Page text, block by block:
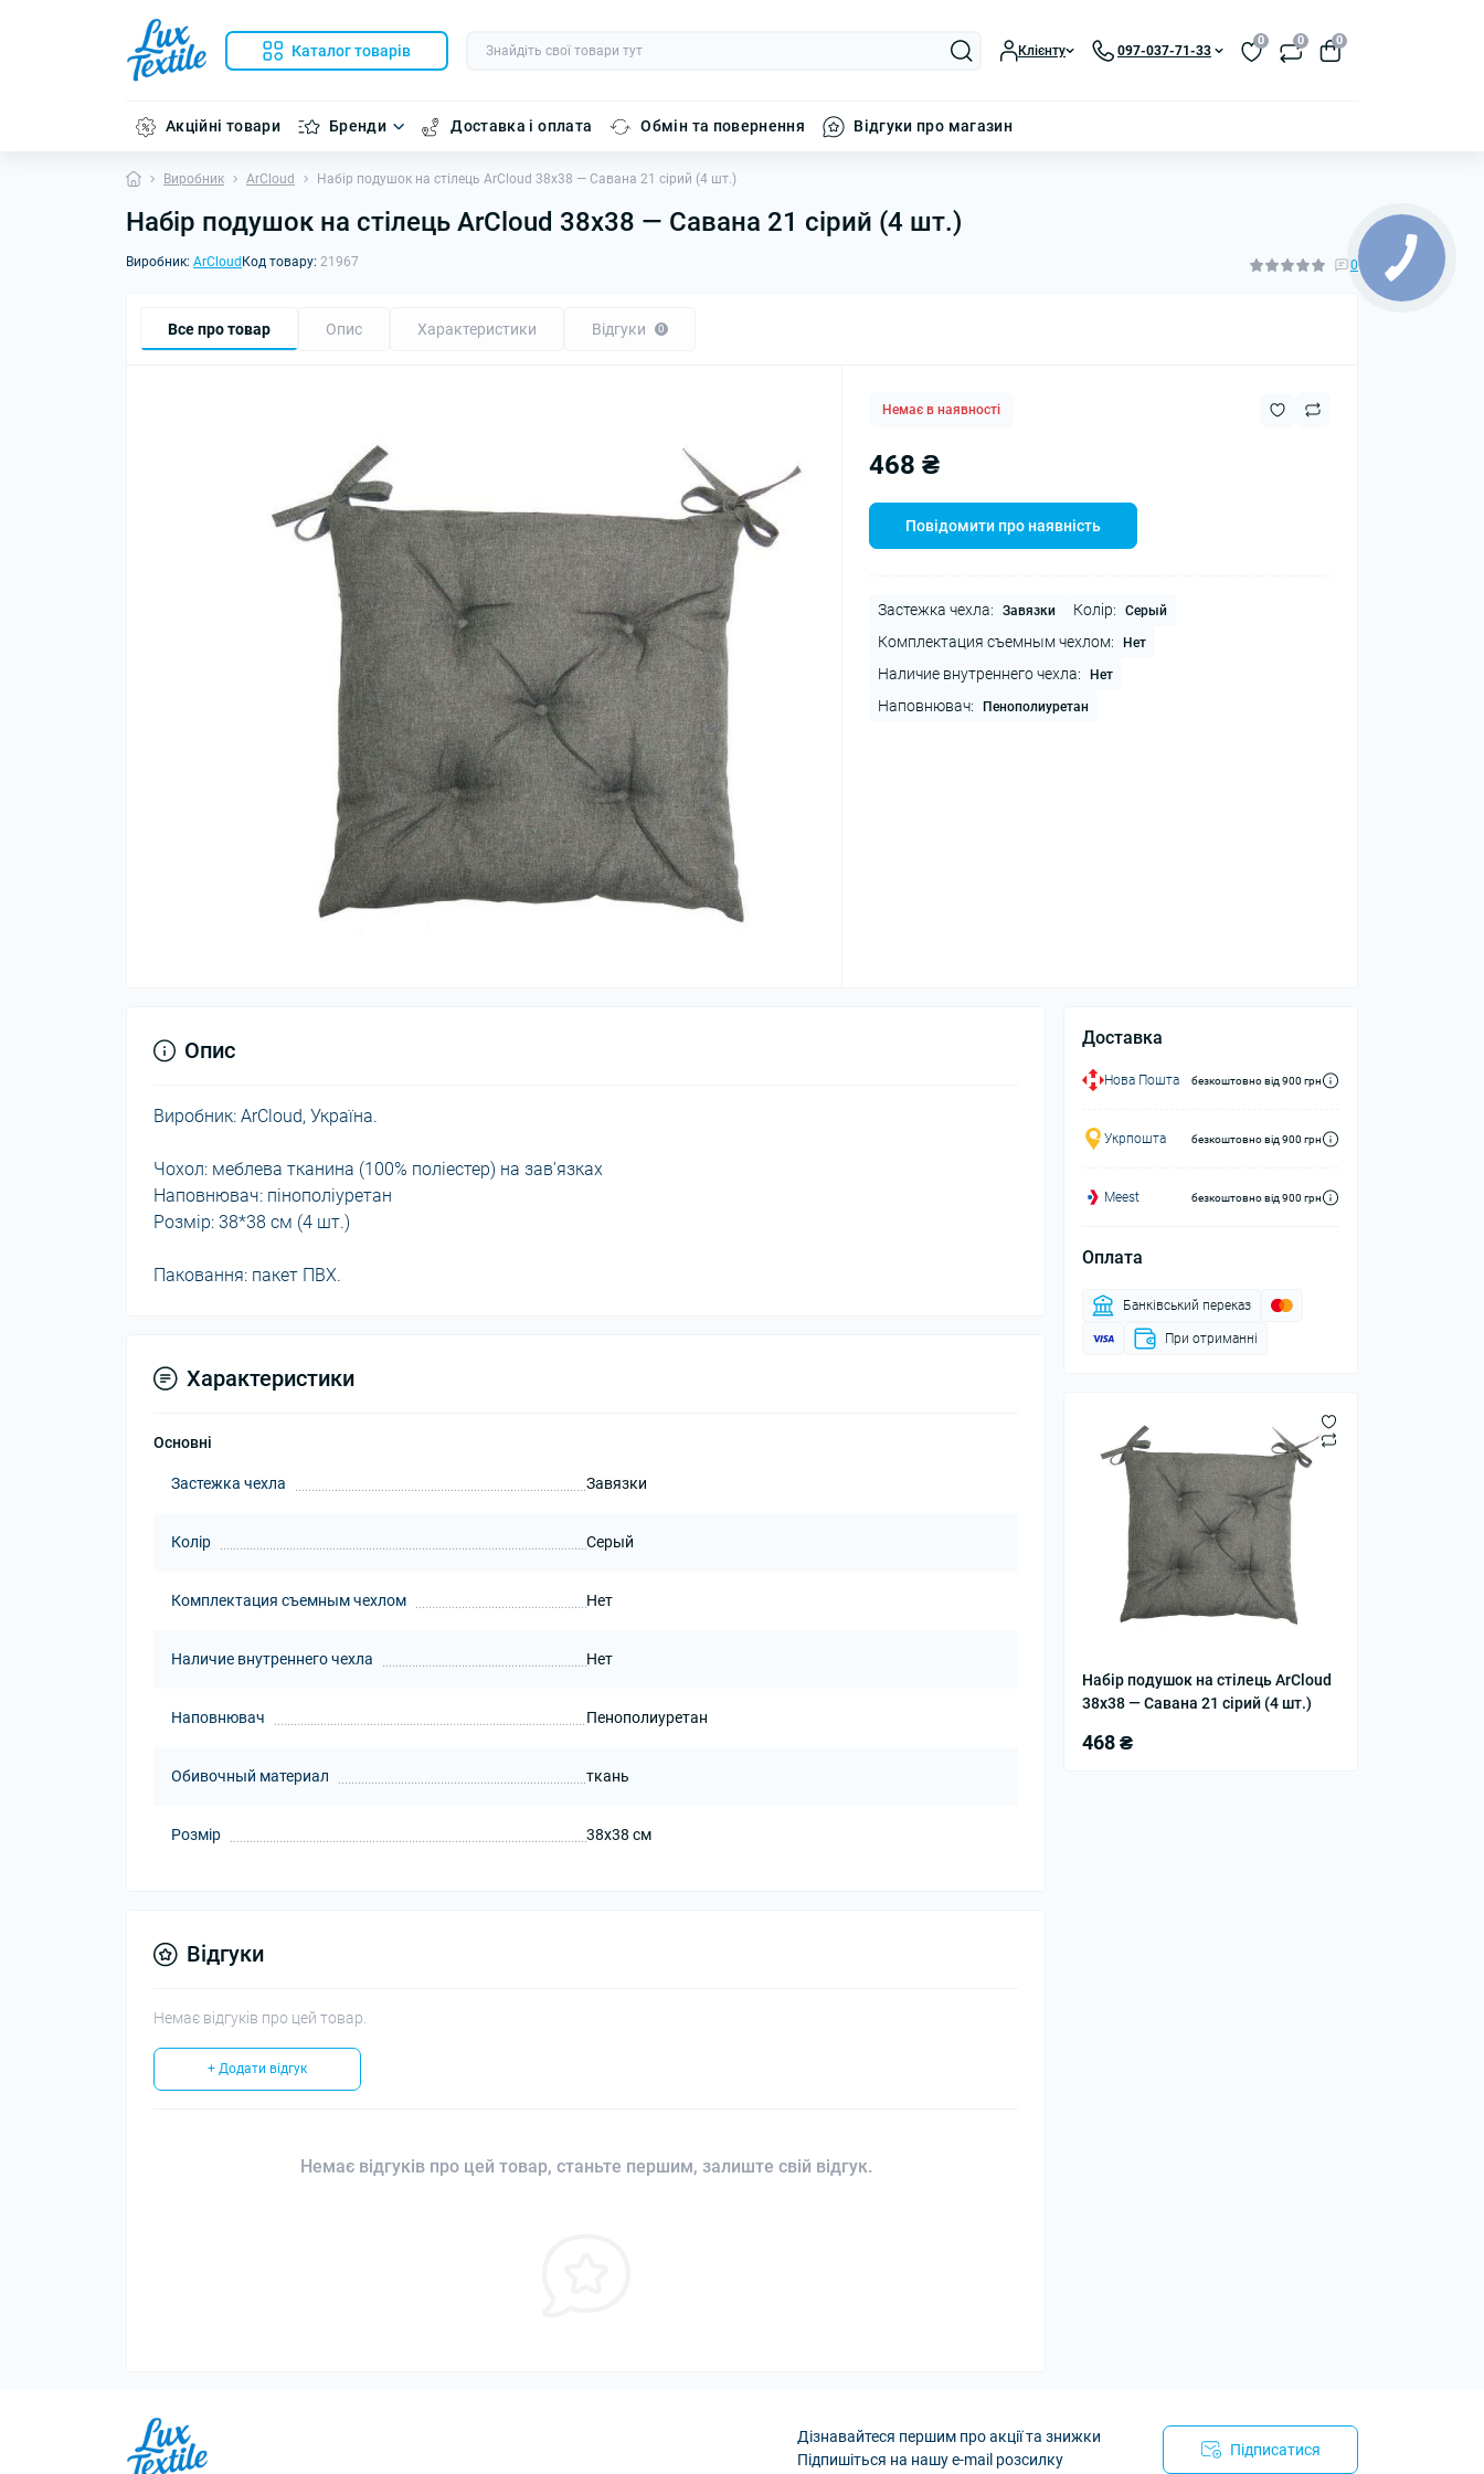
Каталог товарів Клієнту 097-037-71-33
0 0 0
Акційні товари Бренди Доставка і оплата Обмін та повернення Відгуки про магазин
Виробник ArCloud Набір подушок на стілець ArCloud 38x38 — Савана 21 сірий (4 шт.)
Набір подушок на стілець ArCloud 38x38 — Савана 21 сірий (4 шт.)
Виробник: ArCloud Код товару: 21967 0
Все про товар Опис Характеристики Відгуки 0
Немає в наявності
468 ₴
Повідомити про наявність
Застежка чехла: Завязки Колір: Серый
Комплектация съемным чехлом: Нет
Наличие внутреннего чехла: Нет
Наповнювач: Пенополиуретан
Доставка
Нова Пошта безкоштовно від 900 грн
Укрпошта безкоштовно від 900 грн
Meest безкоштовно від 900 грн
Оплата
Банківський переказ
При отриманні
Набір подушок на стілець ArCloud
38x38 — Савана 21 сірий (4 шт.)
468 ₴
Опис
Виробник: ArCloud, Україна.
Чохол: меблева тканина (100% поліестер) на зав'язках
Наповнювач: пінополіуретан
Розмір: 38*38 см (4 шт.)
Паковання: пакет ПВХ.
Характеристики
Основні
Застежка чехла Завязки
Колір Серый
Комплектация съемным чехлом Нет
Наличие внутреннего чехла Нет
Наповнювач Пенополиуретан
Обивочный материал ткань
Розмір 38x38 см
Відгуки
Немає відгуків про цей товар.
+ Додати відгук
Немає відгуків про цей товар, станьте першим, залиште свій відгук.
Дізнавайтеся першим про акції та знижки
Підпишіться на нашу e-mail розсилку
Підписатися